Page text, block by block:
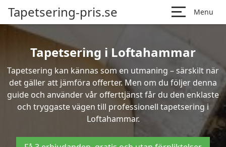
Tapetsering-pris.se Menu
Tapetsering i Loftahammar
Tapetsering kan kännas som en utmaning – särskilt när
det gäller att jämföra offerter. Men om du följer denna
guide och använder vår offerttjänst får du den enklaste
och tryggaste vägen till professionell tapetsering i
Loftahammar.